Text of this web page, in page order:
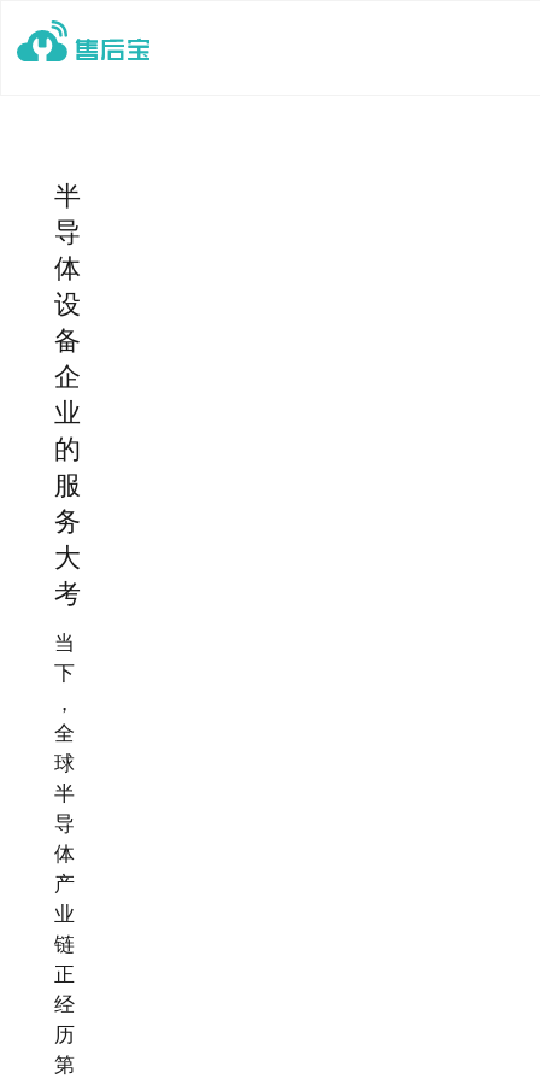
半
导
体
设
备
企
业
的
服
务
大
考
当
下
，
全
球
半
导
体
产
业
链
正
经
历
第